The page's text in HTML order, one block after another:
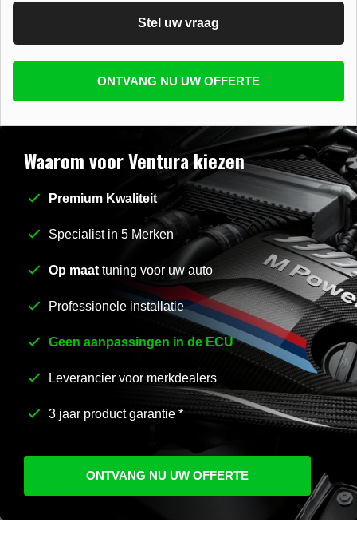
Stel uw vraag
Stel uw vraag*
ONTVANG NU UW OFFERTE
Waarom voor Ventura kiezen
Premium Kwaliteit
Specialist in 5 Merken
Op maat tuning voor uw auto
Professionele installatie
Geen aanpassingen in de ECU
Leverancier voor merkdealers
3 jaar product garantie *
ONTVANG NU UW OFFERTE